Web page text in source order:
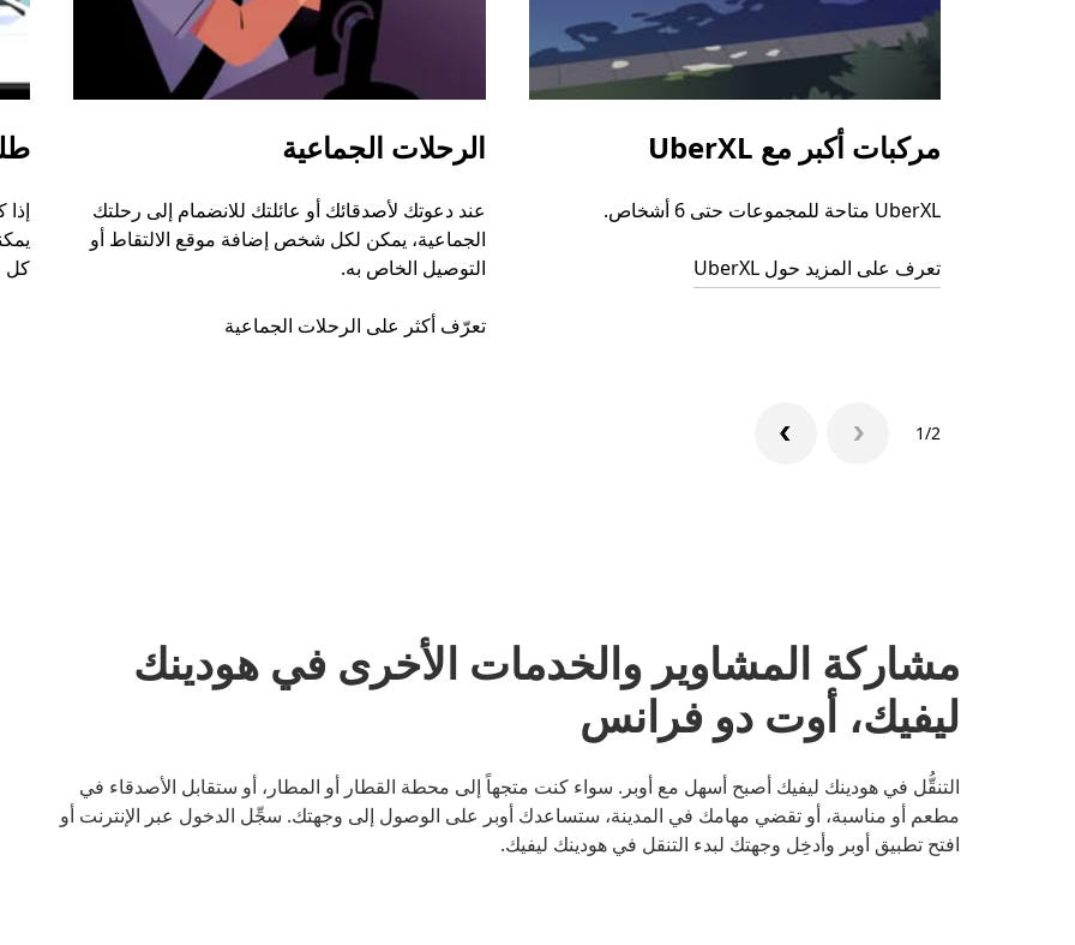
مركبات أكبر مع UberXL
UberXL متاحة للمجموعات حتى 6 أشخاص.
تعرف على المزيد حول UberXL
الرحلات الجماعية
عند دعوتك لأصدقائك أو عائلتك للانضمام إلى رحلتك
الجماعية، يمكن لكل شخص إضافة موقع الالتقاط أو
التوصيل الخاص به.
تعرّف أكثر على الرحلات الجماعية
كل
1/2
مشاركة المشاوير والخدمات الأخرى في هودينك
ليفيك، أوت دو فرانس
التنقُّل في هودينك ليفيك أصبح أسهل مع أوبر. سواء كنت متجهاً إلى محطة القطار أو المطار، أو ستقابل الأصدقاء في
مطعم أو مناسبة، أو تقضي مهامك في المدينة، ستساعدك أوبر على الوصول إلى وجهتك. سجِّل الدخول عبر الإنترنت أو
افتح تطبيق أوبر وأدخِل وجهتك لبدء التنقل في هودينك ليفيك.